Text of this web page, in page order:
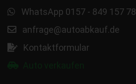
WhatsApp 0157 - 849 157 78
anfrage@autoabkauf.de
Kontaktformular